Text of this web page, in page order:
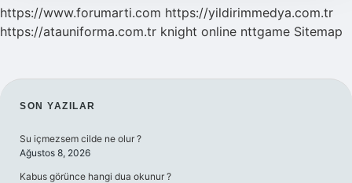
https://www.forumarti.com https://yildirimmedya.com.tr
https://atauniforma.com.tr knight online nttgame Sitemap
SIDEBAR
SON YAZILAR
Su içmezsem cilde ne olur ?
Ağustos 8, 2026
Kabus görünce hangi dua okunur ?